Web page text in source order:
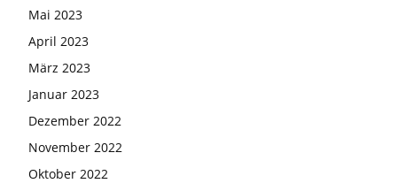
Mai 2023
April 2023
März 2023
Januar 2023
Dezember 2022
November 2022
Oktober 2022